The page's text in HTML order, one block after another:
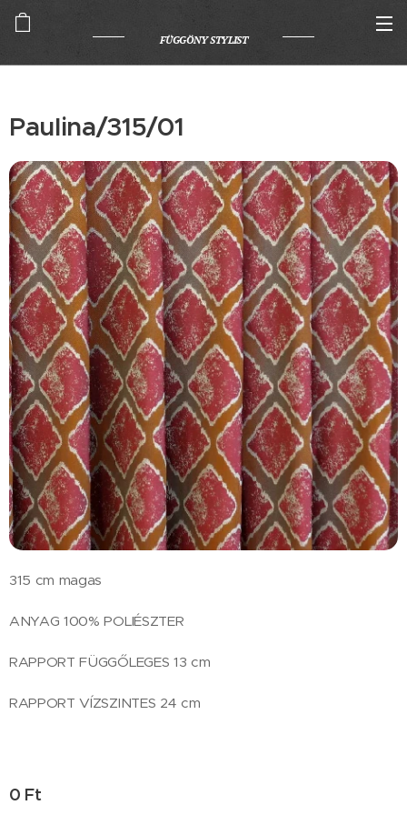
FÜGGÖNY STYLIST
Paulina/315/01
315 cm magas
ANYAG 100% POLIÉSZTER
RAPPORT FÜGGŐLEGES 13 cm
RAPPORT VÍZSZINTES 24 cm
0 Ft